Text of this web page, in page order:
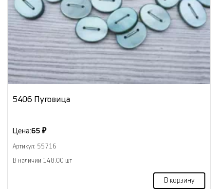
5406 Пуговица
Цена:65 ₽
Артикул: 55716
В наличии 148.00 шт
В корзину